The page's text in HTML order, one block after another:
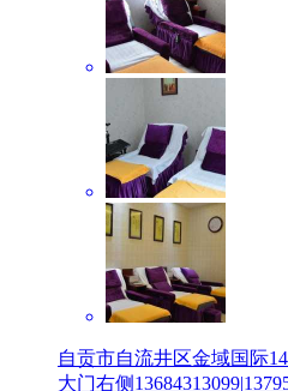
自贡市自流井区金域国际
大门右侧